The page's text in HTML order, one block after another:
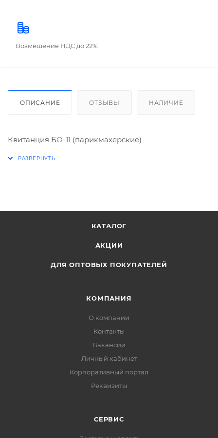
Возмещение НДС до 22%
ОПИСАНИЕ ОТЗЫВЫ НАЛИЧИЕ
Квитанция БО-11 (парикмахерские)
КАТАЛОГ
АКЦИИ
ДЛЯ ОПТОВЫХ ПОКУПАТЕЛЕЙ
КОМПАНИЯ
О компании
Контакты
Вакансии
Личный кабинет
Корпоративный портал
Реквизиты
СЕРВИС